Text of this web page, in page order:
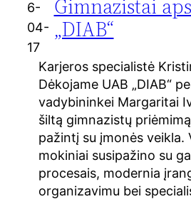
6-
04-
17
Gimnazistai
„DIAB“
Karjeros specialistė
Dėkojame UAB „DIAB“
vadybininkei Margaritai
šiltą gimnazistų
pažintį su įmonės veikla.
mokiniai susipažino su
procesais, modernia
organizavimu bei